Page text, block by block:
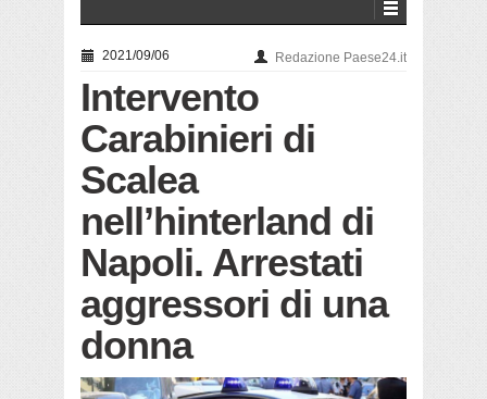
2021/09/06 Redazione Paese24.it
Intervento
Carabinieri di
Scalea
nell’hinterland di
Napoli. Arrestati
aggressori di una
donna